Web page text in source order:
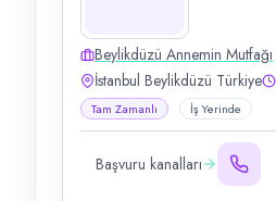
Beylikdüzü Annemin Mutfağı
İstanbul Beylikdüzü Türkiye
Tam Zamanlı İş Yerinde
Başvuru kanalları